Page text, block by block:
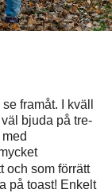
framåt. I kväll
bjuda på tre-
och som förrätt
på toast! Enkelt